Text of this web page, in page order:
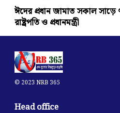
ঈদের প্রধান জামাত সকাল
রাষ্ট্রপতি ও প্রধানমন্ত্রী
© 2023 NRB 365
Head office